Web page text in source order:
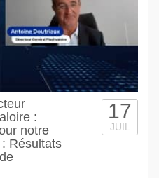
:
notre
Résultats
17
JUIL